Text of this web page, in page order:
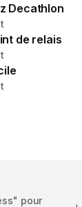
Decathlon
de relais
pour